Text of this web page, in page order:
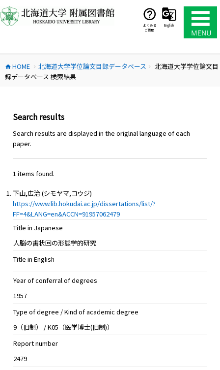
ン
テ
ス
キ
よくある
ご質問
English
home HOME chevron_right 北海道大学学位論文目録データベース chevron_right
北海道大学学位論文目
録データベース 検索結果
Search results
Search results are displayed in the origlnal language of each
paper.
1 items found.
下山,広治 (シモヤマ,コウジ)
https://www.lib.hokudai.ac.jp/dissertations/list/?
FF=4&LANG=en&ACCN=91957062479
Title in Japanese
人脳の歯状回の形態学的研究
Title in English
Year of conferral of degrees
1957
Type of degree / Kind of academic degree
9（旧制） / K05（医学博士(旧制)）
Report number
2479